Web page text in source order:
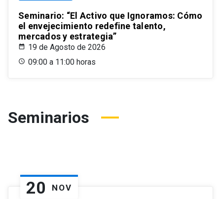
Seminario: “El Activo que Ignoramos: Cómo
el envejecimiento redefine talento,
mercados y estrategia”
19 de Agosto de 2026
09:00 a 11:00 horas
Seminarios
20 NOV